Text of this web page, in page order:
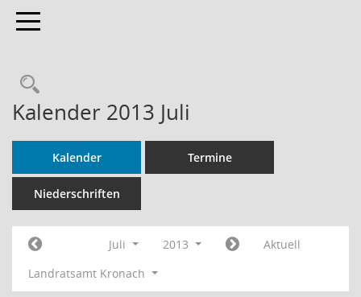
Toggle navigation
Rechercheauswahl
Kalender 2013 Juli
Kalender Termine
Niederschriften
Juli 2013
Aktuell
Landratsamt Kronach